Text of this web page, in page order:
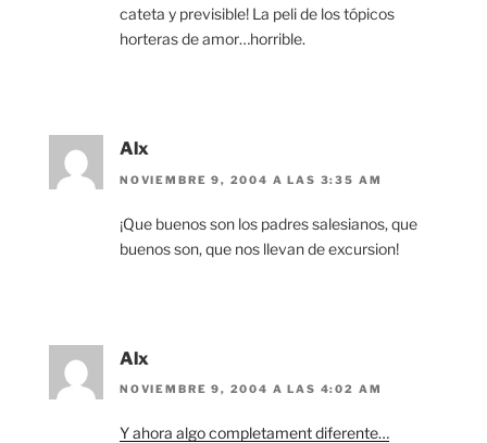
cateta y previsible! La peli de los tópicos
horteras de amor…horrible.
Alx
NOVIEMBRE 9, 2004 A LAS 3:35 AM
¡Que buenos son los padres salesianos, que
buenos son, que nos llevan de excursion!
Alx
NOVIEMBRE 9, 2004 A LAS 4:02 AM
Y ahora algo completament diferente…